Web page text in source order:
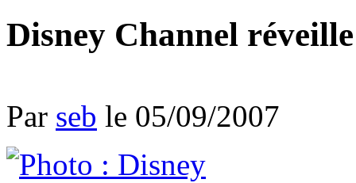
Disney Channel
Par seb le 05/09/2007